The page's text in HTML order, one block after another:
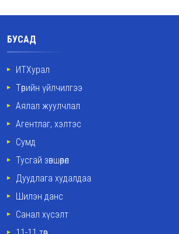
БУСАД
ИТХурал
Төрийн үйлчилгээ
Аялал жуулчлал
Агентлаг, хэлтэс
Сумд
Тусгай зөвшөөрөл
Дуудлага худалдаа
Шилэн данс
Санал хүсэлт